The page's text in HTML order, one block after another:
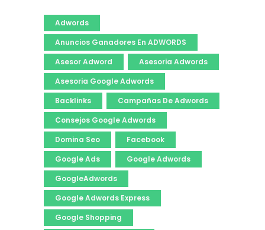
Adwords
Anuncios Ganadores En ADWORDS
Asesor Adword
Asesoria Adwords
Asesoria Google Adwords
Backlinks
Campañas De Adwords
Consejos Google Adwords
Domina Seo
Facebook
Google Ads
Google Adwords
GoogleAdwords
Google Adwords Express
Google Shopping